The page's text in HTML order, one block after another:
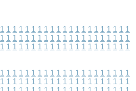
1 1 1 1 1 1 1 1 1 1 1 1 1 1 1 1 1 1 1 1 1
1 1 1 1 1 1 1 1 1 1 1 1 1 1 1 1 1 1 1 1 1
1 1 1 1 1 1 1 1 1 1 1 1 1 1 1 1 1 1 1 1 1
1 1 1 1 1 1 1 1 1 1 1 1 1 1 1 1 1 1 1 1 1
1 1 1 1 1 1 1 1 1 1 1 1 1 1 1 1 1 1 1 1 1